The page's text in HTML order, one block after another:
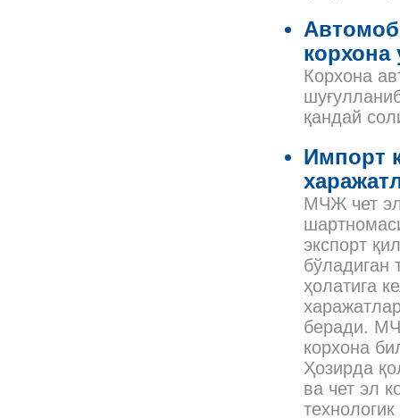
корхона
Корхона
қандай
Импорт
МЧЖ чет эл
экспорт
бўладиган
ҳолатига
беради.
корхона
Ҳозирда
ва чет эл